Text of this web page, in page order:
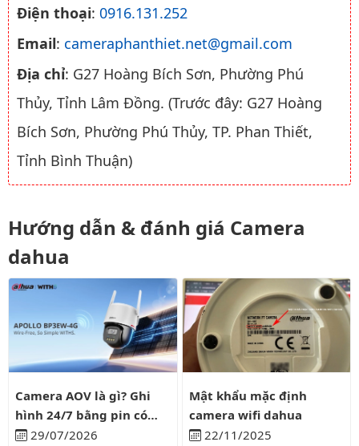
Điện thoại: 0916.131.252
Email: cameraphanthiet.net@gmail.com
Địa chỉ: G27 Hoàng Bích Sơn, Phường Phú
Thủy, Tỉnh Lâm Đồng. (Trước đây: G27 Hoàng
Bích Sơn, Phường Phú Thủy, TP. Phan Thiết,
Tỉnh Bình Thuận)
Hướng dẫn & đánh giá Camera
dahua
Camera AOV là gì? Ghi hình 24/7 bằng pin có liên tục?
Camera AOV là gì? Ghi
hình 24/7 bằng pin có
liên tục?
29/07/2026
Mật khẩu mặc định camera
Mật khẩu mặc định
camera wifi dahua
22/11/2025